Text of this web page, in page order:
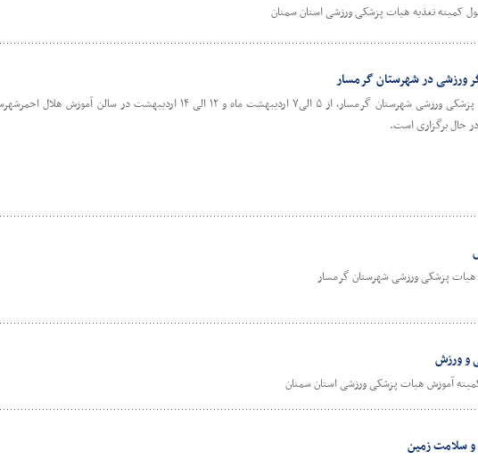
کمیته تغذیه هیات پزشکی ورزشی استان سمنان
ورزشی در شهرستان گرمسار
هیات پزشکی ورزشی شهرستان گرمسار
و ورزش
آموزش هیات پزشکی ورزشی استان سمنان
سلامت زمین